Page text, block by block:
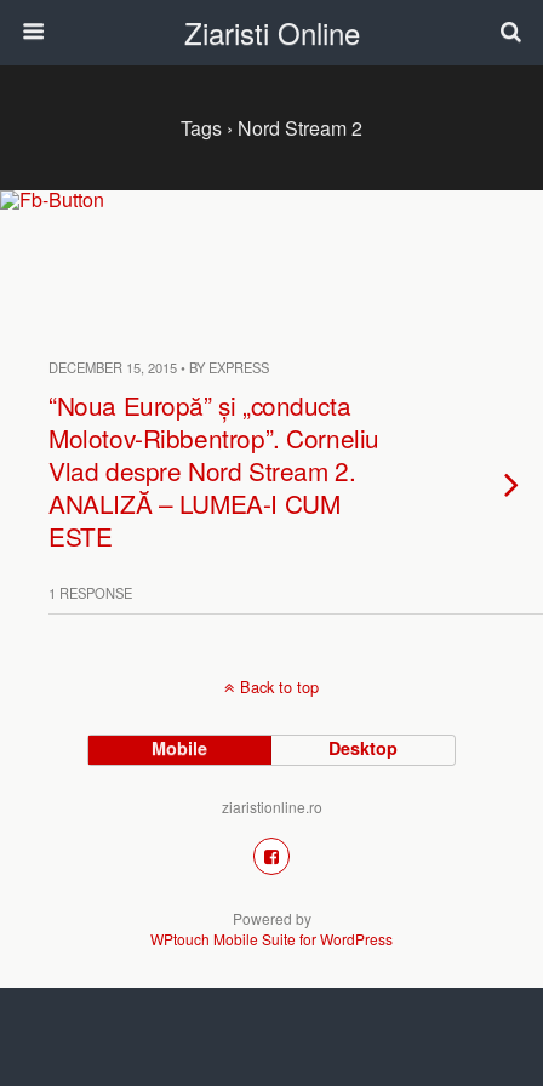
Ziaristi Online
Tags › Nord Stream 2
DECEMBER 15, 2015 • BY EXPRESS
“Noua Europă” și „conducta
Molotov-Ribbentrop”. Corneliu
Vlad despre Nord Stream 2.
ANALIZĂ – LUMEA-I CUM
ESTE
1 RESPONSE
Back to top
Mobile Desktop
ziaristionline.ro
Powered by
WPtouch Mobile Suite for WordPress